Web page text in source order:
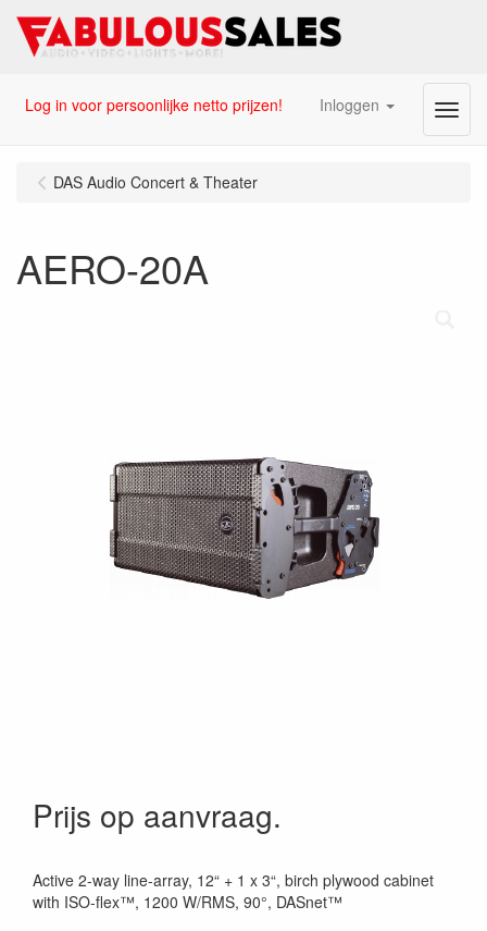
Log in voor persoonlijke netto prijzen! Inloggen Menu
DAS Audio Concert & Theater
AERO-20A
Prijs op aanvraag.
Active 2-way line-array, 12“ + 1 x 3“, birch plywood cabinet
with ISO-flex™, 1200 W/RMS, 90°, DASnet™